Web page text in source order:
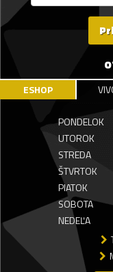
ESHOP
PONDELOK
UTOROK
STREDA
ŠTVRTOK
PIATOK
SOBOTA
NEDEĽA